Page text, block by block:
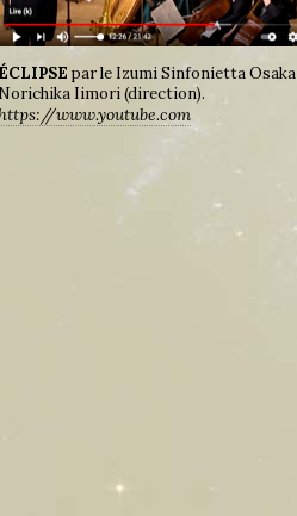
par le Izumi Sinfonietta Osaka
Iimori (direction).
www.youtube.com